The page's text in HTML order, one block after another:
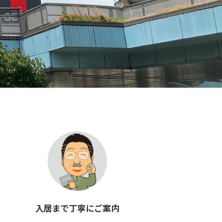
入居まで丁寧にご案内